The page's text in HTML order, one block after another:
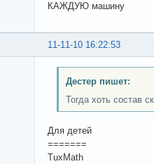
КАЖДУЮ машину
11-11-10 16:22:53
Дестер пишет:
Тогда хоть состав
Для детей
=======
TuxMath